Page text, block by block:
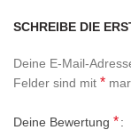
SCHREIBE DIE
Deine E-Mail-
Felder sind mit *
Deine Bewertung *